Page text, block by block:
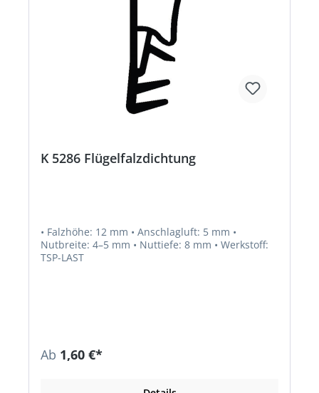
K 5286 Flügelfalzdichtung
• Falzhöhe: 12 mm • Anschlagluft: 5 mm •
Nutbreite: 4–5 mm • Nuttiefe: 8 mm • Werkstoff:
TSP-LAST
Ab 1,60 €*